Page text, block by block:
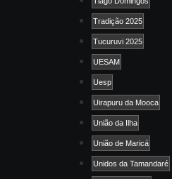
Tradição 2025
Tucuruvi 2025
UESAM
Uesp
Uirapuru da Mooca
União da Ilha
União de Maricá
Unidos da Tamandaré